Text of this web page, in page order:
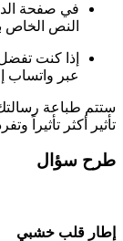
في صفحة
النص الخاص
إذا كنت
عبر واتساب
ستتم طباعة رسالتك
تأثير أكثر تأثيراً
طرح سؤال
إطار قلب خشبي